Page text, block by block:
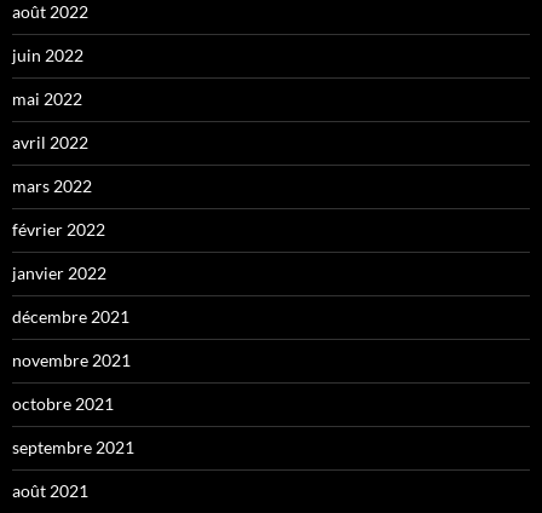
août 2022
juin 2022
mai 2022
avril 2022
mars 2022
février 2022
janvier 2022
décembre 2021
novembre 2021
octobre 2021
septembre 2021
août 2021